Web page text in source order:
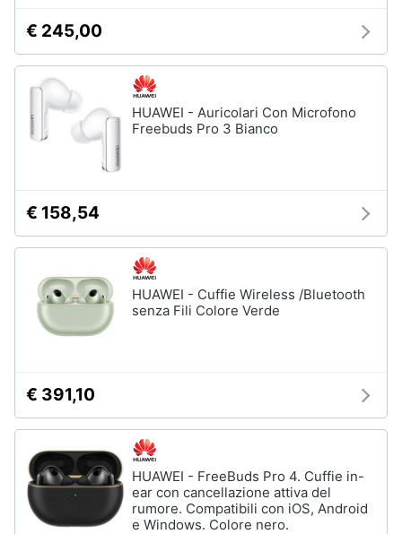
€ 245,00
HUAWEI - Auricolari Con Microfono
Freebuds Pro 3 Bianco
€ 158,54
HUAWEI - Cuffie Wireless /Bluetooth
senza Fili Colore Verde
€ 391,10
HUAWEI - FreeBuds Pro 4. Cuffie in-
ear con cancellazione attiva del
rumore. Compatibili con iOS, Android
e Windows. Colore nero.